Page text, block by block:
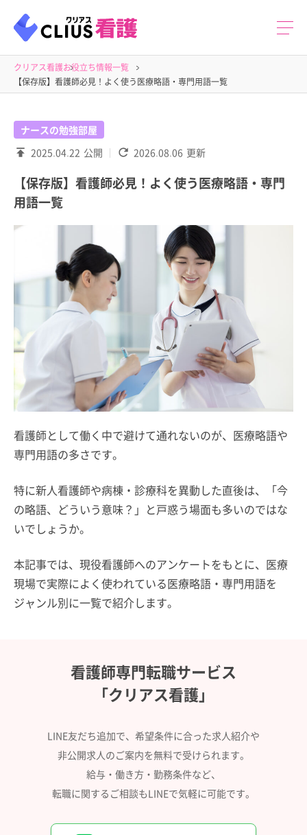
クリアス看護お役立ち情報一覧
【保存版】看護師必見！よく使う医療略語・専門用語一覧
ナースの勉強部屋
2025.04.22 公開 2026.08.06 更新
【保存版】看護師必見！よく使う医療略語・専門
用語一覧
看護師として働く中で避けて通れないのが、医療略語や
専門用語の多さです。
特に新人看護師や病棟・診療科を異動した直後は、「今
の略語、どういう意味？」と戸惑う場面も多いのではな
いでしょうか。
本記事では、現役看護師へのアンケートをもとに、医療
現場で実際によく使われている医療略語・専門用語を
ジャンル別に一覧で紹介します。
看護師専門転職サービス
「クリアス看護」
LINE友だち追加で、希望条件に合った求人紹介や
非公開求人のご案内を無料で受けられます。
給与・働き方・勤務条件など、
転職に関するご相談もLINEで気軽に可能です。